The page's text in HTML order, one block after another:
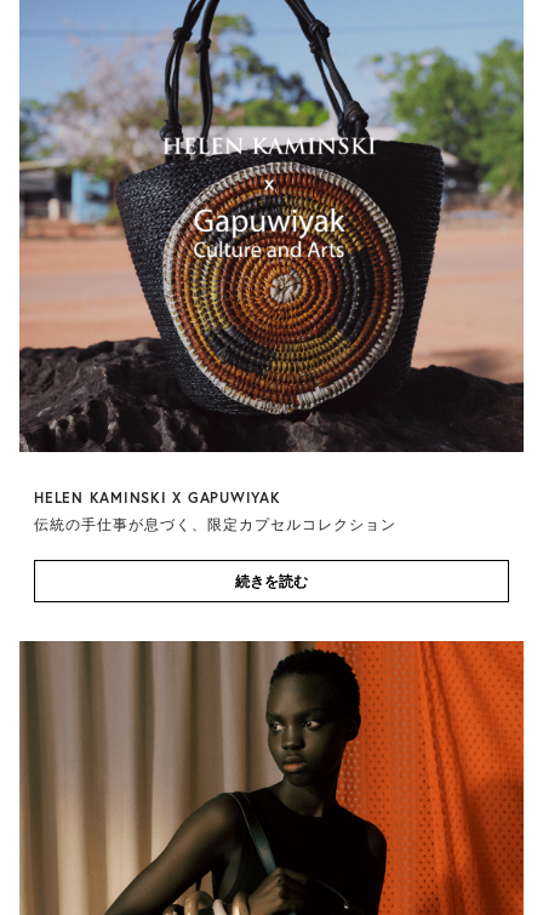
HELEN KAMINSKI X GAPUWIYAK
伝統の手仕事が息づく、限定カプセルコレクション
続きを読む